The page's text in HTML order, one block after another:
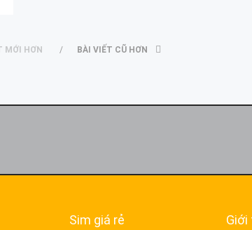
MỚI HƠN BÀI VIẾT CŨ HƠN
Sim giá rẻ Giới